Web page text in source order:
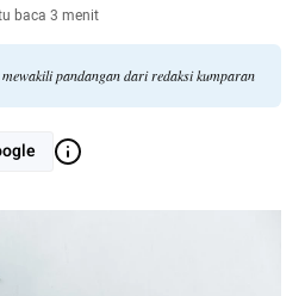
baca 3 menit
pandangan dari redaksi kumparan